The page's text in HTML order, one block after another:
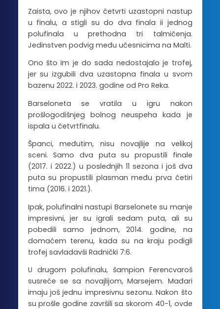
Zaista, ovo je njihov četvrti uzastopni nastup
u finalu, a stigli su do dva finala ii jednog
polufinala u prethodna tri talmičenja.
Jedinstven podvig među učesnicima na Malti.
Ono što im je do sada nedostajalo je trofej,
jer su izgubili dva uzastopna finala u svom
bazenu 2022. i 2023. godine od Pro Reka.
Barseloneta se vratila u igru nakon
prošlogodišnjeg bolnog neuspeha kada je
ispala u četvrtfinalu.
Španci, međutim, nisu novajlije na velikoj
sceni. Samo dva puta su propustili finale
(2017. i 2022.) u poslednjih 11 sezona i još dva
puta su propustili plasman među prva četiri
tima (2016. i 2021.).
Ipak, polufinalni nastupi Barselonete su manje
impresivni, jer su igrali sedam puta, ali su
pobedili samo jednom, 2014. godine, na
domaćem terenu, kada su na kraju podigli
trofej savladavši Radnički 7:6.
U drugom polufinalu, šampion Ferencvaroš
susreće se sa novajlijom, Marsejem. Mađari
imaju još jednu impresivnu sezonu. Nakon što
su prošle godine završili sa skorom 40-1, ovde